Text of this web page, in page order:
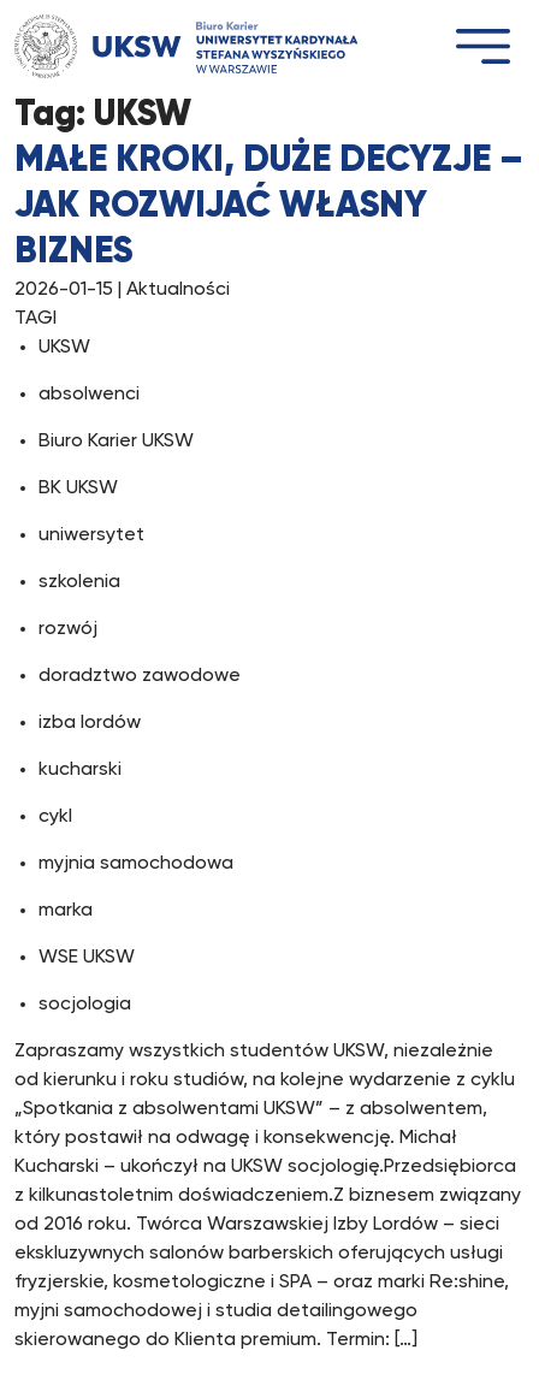
Przejdź
do
treści
Tag: UKSW
MAŁE KROKI, DUŻE DECYZJE –
JAK ROZWIJAĆ WŁASNY
BIZNES
2026-01-15 | Aktualności
TAGI
UKSW
absolwenci
Biuro Karier UKSW
BK UKSW
uniwersytet
szkolenia
rozwój
doradztwo zawodowe
izba lordów
kucharski
cykl
myjnia samochodowa
marka
WSE UKSW
socjologia
Zapraszamy wszystkich studentów UKSW, niezależnie
od kierunku i roku studiów, na kolejne wydarzenie z cyklu
„Spotkania z absolwentami UKSW” – z absolwentem,
który postawił na odwagę i konsekwencję. Michał
Kucharski – ukończył na UKSW socjologię.Przedsiębiorca
z kilkunastoletnim doświadczeniem.Z biznesem związany
od 2016 roku. Twórca Warszawskiej Izby Lordów – sieci
ekskluzywnych salonów barberskich oferujących usługi
fryzjerskie, kosmetologiczne i SPA – oraz marki Re:shine,
myjni samochodowej i studia detailingowego
skierowanego do Klienta premium. Termin: […]